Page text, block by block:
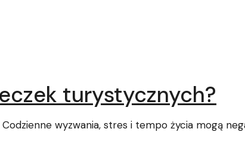
turystycznych?
wyzwania, stres i tempo życia mogą